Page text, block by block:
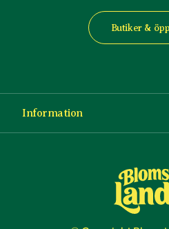
Butiker &
Information
Köp- och leveransvillkor